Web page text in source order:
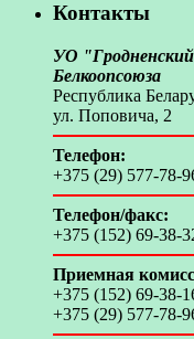
Контакты
УО "Гродненский
Белкоопсоюза
Республика
ул. Поповича, 2
Телефон:
+375 (29) 577-78-
Телефон/факс:
+375 (152) 69-38-
Приемная
+375 (152) 69-38-
+375 (29) 577-78-